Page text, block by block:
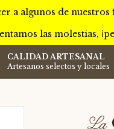
a algunos de
las molestias,
CALIDAD ARTESANAL
Artesanos selectos y locales